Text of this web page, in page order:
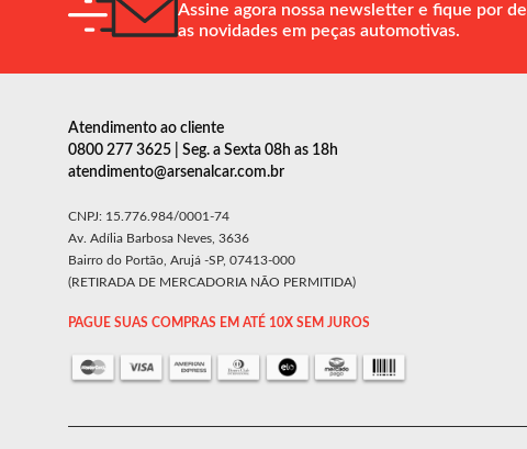
Assine agora nossa newsletter e fique por
as novidades em peças automotivas.
Atendimento ao cliente
0800 277 3625 | Seg. a Sexta 08h as 18h
atendimento@arsenalcar.com.br
CNPJ: 15.776.984/0001-74
Av. Adília Barbosa Neves, 3636
Bairro do Portão, Arujá -SP, 07413-000
(RETIRADA DE MERCADORIA NÃO PERMITIDA)
PAGUE SUAS COMPRAS EM ATÉ 10X SEM JUROS